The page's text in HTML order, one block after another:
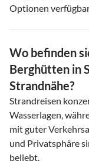
Optionen
Wo befinden
Berghütten in
Strandnähe?
Strandreisen
Wasserlagen,
mit guter
und Privatsphäre
beliebt.